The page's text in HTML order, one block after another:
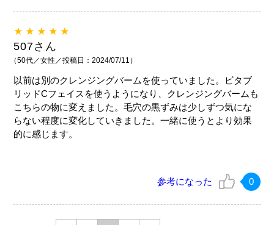
★★★★★
507さん
（50代／女性／投稿日：2024/07/11）
以前は別のクレンジングバームを使っていました。ビタブ
リッドCフェイスを使うようになり、クレンジングバームも
こちらの物に変えました。毛穴の黒ずみは少しずつ気にな
らない程度に変化していきました。一緒に使うとより効果
的に感じます。
参考になった 0